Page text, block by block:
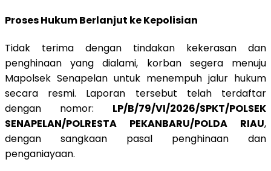
Proses Hukum Berlanjut ke Kepolisian
Tidak terima dengan tindakan kekerasan dan
penghinaan yang dialami, korban segera menuju
Mapolsek Senapelan untuk menempuh jalur hukum
secara resmi. Laporan tersebut telah terdaftar
dengan nomor: LP/B/79/VI/2026/SPKT/POLSEK
SENAPELAN/POLRESTA PEKANBARU/POLDA RIAU,
dengan sangkaan pasal penghinaan dan
penganiayaan.